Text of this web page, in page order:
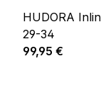
HUDORA
29-34
Regulärer
99,95 €